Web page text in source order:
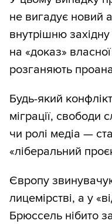
не вигадує новий
внутрішню
на «доказ»
розганяють
Будь-який
міграції, свободи
чи ролі медіа —
«ліберальний
Європу
лицемірстві, а у
Брюссель нібито